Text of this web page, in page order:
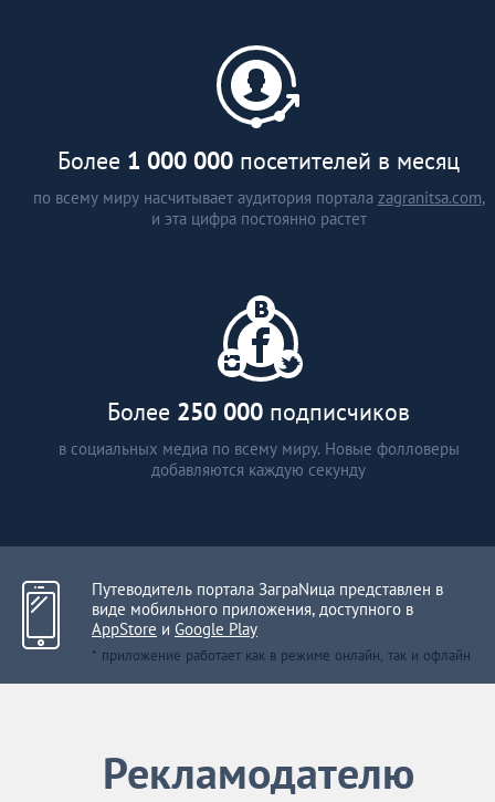
аналитические статьи
интервью с экспертами
Более 1 000 000 посетителей в месяц
по всему миру насчитывает аудитория портала zagranitsa.com,
и эта цифра постоянно растет
Более 250 000 подписчиков
в социальных медиа по всему миру. Новые фолловеры
добавляются каждую секунду
Путеводитель портала ЗаграNица представлен в
виде мобильного приложения, доступного в
AppStore и Google Play
* приложение работает как в режиме онлайн, так и офлайн
Рекламодателю